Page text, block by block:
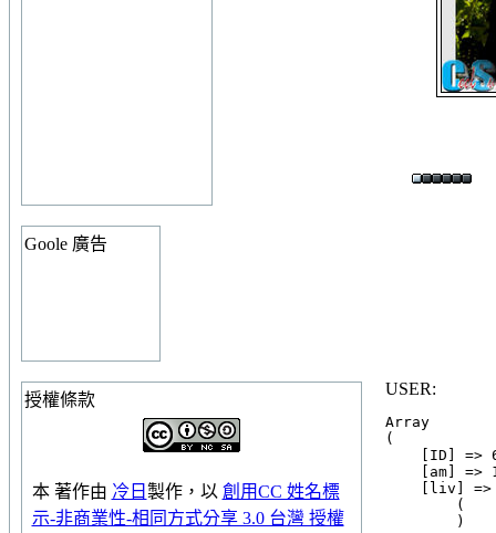
Goole 廣告
授權條款
本 著作由 冷日 製作，以 創用CC 姓名標
示-非商業性-相同方式分享 3.0 台灣 授權
USER:
Array
(
[ID] =>
[am] =>
[liv] =>
        (
        )